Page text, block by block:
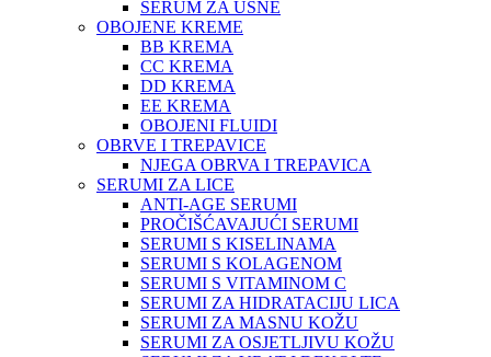
SERUM ZA USNE
OBOJENE KREME
BB KREMA
CC KREMA
DD KREMA
EE KREMA
OBOJENI FLUIDI
OBRVE I TREPAVICE
NJEGA OBRVA I TREPAVICA
SERUMI ZA LICE
ANTI-AGE SERUMI
PROČIŠĆAVAJUĆI SERUMI
SERUMI S KISELINAMA
SERUMI S KOLAGENOM
SERUMI S VITAMINOM C
SERUMI ZA HIDRATACIJU LICA
SERUMI ZA MASNU KOŽU
SERUMI ZA OSJETLJIVU KOŽU